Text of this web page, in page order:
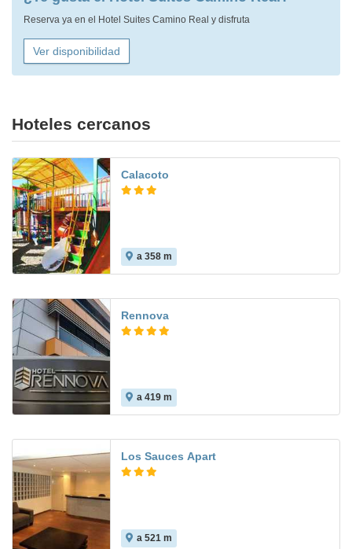
Reserva ya en el Hotel Suites Camino Real y disfruta
Ver disponibilidad
Hoteles cercanos
Calacoto
a 358 m
Rennova
a 419 m
Los Sauces Apart
a 521 m